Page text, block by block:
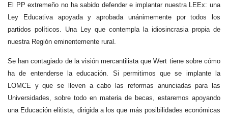
El PP extremeño no ha sabido defender e implantar nuestra LEEx: una
Ley Educativa apoyada y aprobada unánimemente por todos los
partidos políticos. Una Ley que contempla la idiosincrasia propia de
nuestra Región eminentemente rural.
Se han contagiado de la visión mercantilista que Wert tiene sobre cómo
ha de entenderse la educación. Si permitimos que se implante la
LOMCE y que se lleven a cabo las reformas anunciadas para las
Universidades, sobre todo en materia de becas, estaremos apoyando
una Educación elitista, dirigida a los que más posibilidades económicas